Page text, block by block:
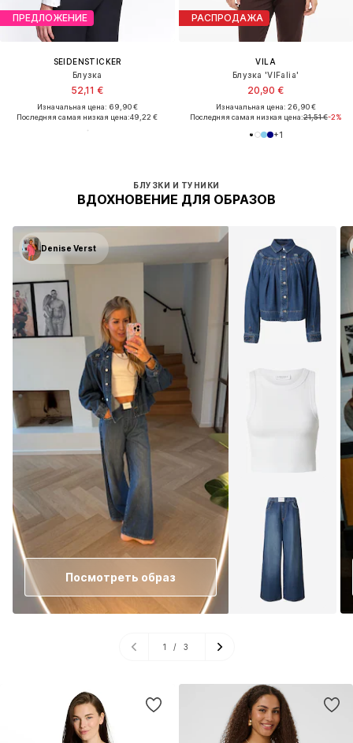
ПРЕДЛОЖЕНИЕ
SEIDENSTICKER
Блузка
52,11 €
Изначальная цена: 69,90 €
Последняя самая низкая цена:49,22 €
РАСПРОДАЖА
VILA
Блузка 'VIFalia'
20,90 €
Изначальная цена: 26,90 €
Последняя самая низкая цена:21,51 €-2%
+1
БЛУЗКИ И ТУНИКИ
ВДОХНОВЕНИЕ ДЛЯ ОБРАЗОВ
Denise Verst
Посмотреть образ
1 / 3